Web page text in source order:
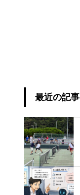
最近の記事